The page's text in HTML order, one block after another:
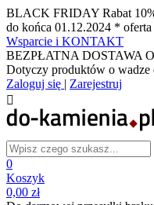
BLACK FRIDAY Rabat
do końca 01.12.2024 *
Wsparcie i KONTAKT
BEZPŁATNA DOSTAWA
Dotyczy produktów o wadze
Zaloguj się | Zarejestruj

0
Koszyk
0,00 zł